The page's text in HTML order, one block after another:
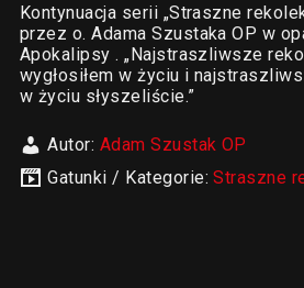
Kontynuacja serii „Straszne
przez o. Adama Szustaka OP w
Apokalipsy . „Najstraszliwsze
wygłosiłem w życiu i
w życiu słyszeliście.”
Autor: Adam Szustak OP
Gatunki / Kategorie:Straszne